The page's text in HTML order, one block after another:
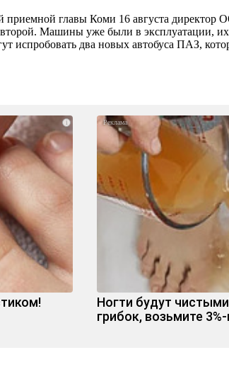
главы Коми 16 августа директор
Машины уже были в эксплуатации,
испробовать два новых автобуса ПАЗ,
i
Ногти будут
грибок, возьмите